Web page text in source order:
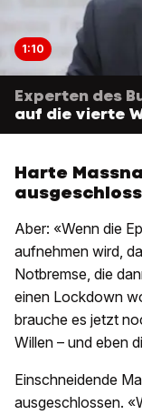
1:10
Experten des
auf die vierte
Harte
Aber: «Wenn die
aufnehmen wird,
Notbremse, die
einen Lockdown
brauche es jetzt
Willen – und eben
Einschneidende
ausgeschlossen.